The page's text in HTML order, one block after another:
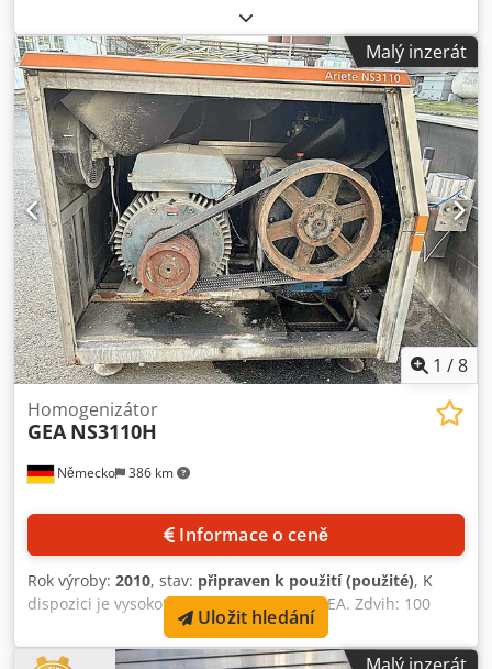
sestávající z kráječe, váhy a transportních jednotek.
Produkty: maso/sýr/uzeniny/vegan produkty. Rozsah
tloušťky řezu: 0,1–5 mm. Max. délka produktu: 1200 mm.
Max. šířka řezu: 360 mm. Typ nože: kruhový nůž. Průměr
nože: 460 mm. Úhel řezu: 22°. Max. výkon váhy: 100
vážení/min. Rozměry stroje (D/Š/V): cca 2500/1600/2300
mm. Hmotnost: cca 2000 kg. Dokumentace je k dispozici.
Prohlídka na místě možná. Cjdpfx Ansyx H E Do Torf
Malý inzerát
1 /8
Německo 386 km
Homogenizátor
GEA NS3110H
Informace o ceně
Rok výroby: 2010, stav: připraven k použití (použité), K
dispozici je vysokotlaký homogenizátor GEA. Zdvih: 100
mm, průměr pístu: 80 mm, max. pracovní tlak: 200 bar,
průtočný výkon: cca 14 000 l/h, max. teplota produktu:
Uložit hledání